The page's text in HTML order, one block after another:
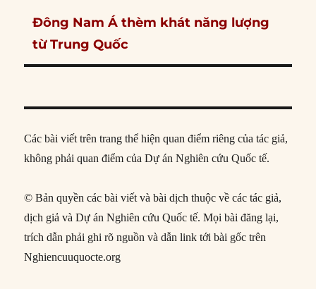
Next
post:
Đông Nam Á thèm khát năng lượng
từ Trung Quốc
Các bài viết trên trang thể hiện quan điểm riêng của tác giả,
không phải quan điểm của Dự án Nghiên cứu Quốc tế.
© Bản quyền các bài viết và bài dịch thuộc về các tác giả,
dịch giả và Dự án Nghiên cứu Quốc tế. Mọi bài đăng lại,
trích dẫn phải ghi rõ nguồn và dẫn link tới bài gốc trên
Nghiencuuquocte.org